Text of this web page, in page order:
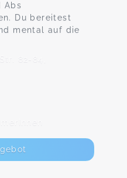
Abs
Du bereitest
mental auf die
82-84,